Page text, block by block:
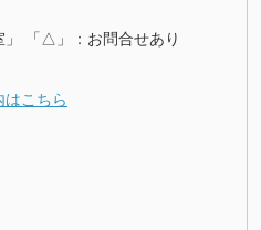
「△」：お問合せあり
はこちら